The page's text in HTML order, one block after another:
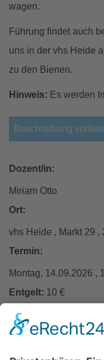
wagen.
Führung findet auch
uns in der vhs Heide
zu den Bienen.
Hinweis: Es werden
Beschreibung
Dozent/in:
Miriam Otto
Ort:
vhs Heide , Markt 29 ,
Termin:
Montag, 14.09.2026 ,
Entgelt: 10 €